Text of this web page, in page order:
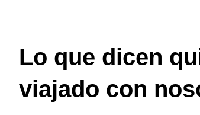
Lo que dicen
viajado con